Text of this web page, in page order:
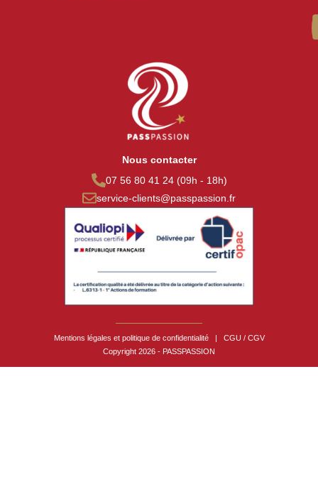
Nous contacter
07 56 80 41 24 (09h - 18h)
service-clients@passpassion.fr
Mentions légales et politique de confidentialité
CGU / CGV
Copyright 2026 - PASSPASSION